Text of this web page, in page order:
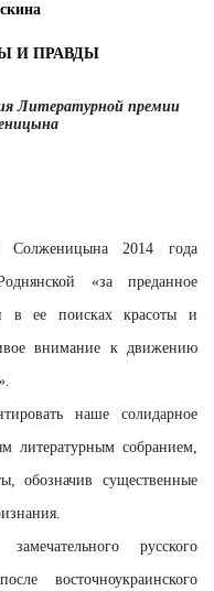
И ПРАВДЫ
Литературной премии
Солженицына 2014 года
«за преданное
в ее поисках красоты и
внимание к движению
наше солидарное
литературным собранием,
обозначив существенные
русского
восточноукраинского